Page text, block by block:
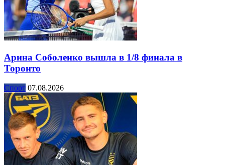
Арина Соболенко вышла в 1/8 финала в
Торонто
Спорт 07.08.2026